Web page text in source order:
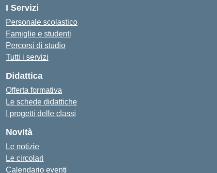
I Servizi
Personale scolastico
Famiglie e studenti
Percorsi di studio
Tutti i servizi
Didattica
Offerta formativa
Le schede didattiche
I progetti delle classi
Novità
Le notizie
Le circolari
Calendario eventi